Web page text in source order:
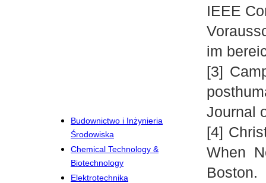
Budownictwo i Inżynieria
Środowiska
Chemical Technology &
Biotechnology
Elektrotechnika
IEEE
im
[3]
Journal
[4]
When
Boston.